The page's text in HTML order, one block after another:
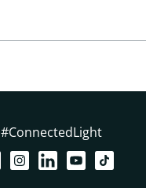
#ConnectedLight